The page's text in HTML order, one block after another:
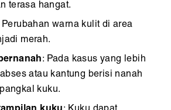
terasa hangat.
Perubahan warna kulit di area
merah.
: Pada kasus yang lebih
atau kantung berisi nanah
kuku.